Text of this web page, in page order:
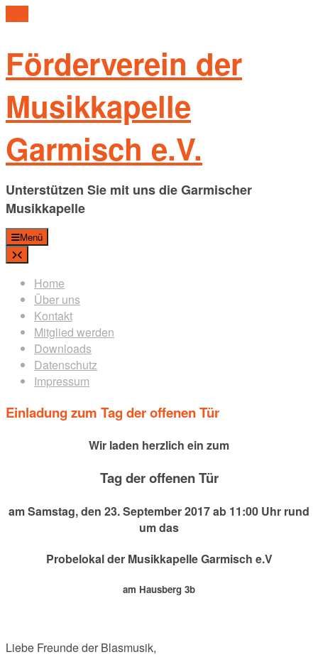
Förderverein der
Musikkapelle
Garmisch e.V.
Unterstützen Sie mit uns die Garmischer
Musikkapelle
Menü
Home
Über uns
Kontakt
Mitglied werden
Downloads
Datenschutz
Impressum
Einladung zum Tag der offenen Tür
Wir laden herzlich ein zum
Tag der offenen Tür
am Samstag, den 23. September 2017 ab 11:00 Uhr rund
um das
Probelokal der Musikkapelle Garmisch e.V
am Hausberg 3b
Liebe Freunde der Blasmusik,